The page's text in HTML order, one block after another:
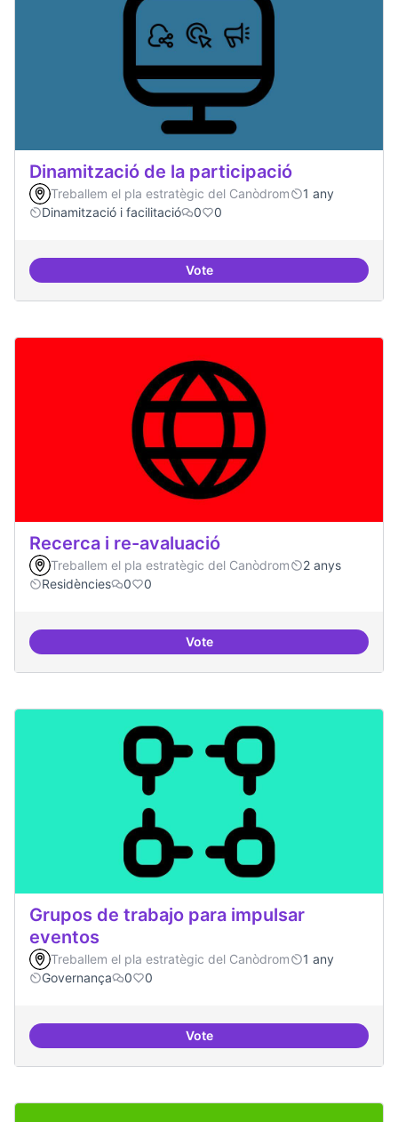
Dinamització de la participació
Treballem el pla estratègic del Canòdrom
1 any
Dinamització i facilitació
0 0
VoteDinamització de la participació
Recerca i re-avaluació
Treballem el pla estratègic del Canòdrom
2 anys
Residències
0 0
VoteRecerca i re-avaluació
Grupos de trabajo para impulsar
eventos
Treballem el pla estratègic del Canòdrom
1 any
Governança
0 0
VoteGrupos de trabajo para impulsar